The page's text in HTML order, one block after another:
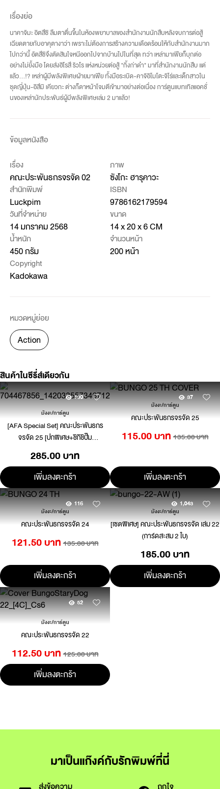
เรื่องย่อ
นาคาจิมะ อิตสึชิ ลืมตาตื่นขึ้นในห้องพยาบาลของสำนักงานนักสืบหลังจบการต่อสู้
เฉียดตายกับอาคุตางาว่า เพราะไม่ต้องการสร้างความเดือดร้อนให้กับสำนักงานมาก
ไปกว่านี้ อัตสึชิจึงตัดสินใจหนีออกไปจากบ้านไปในที่สุด ทว่า เหล่ามาเฟียก็บุกต่อ
อย่างไม่ยั้งมือ โดยส่งฮิโรสึ ริวโร แห่งหน่วยต่อสู้ "กิ้งก่าดำ" มาที่สำนักงานนักสืบ แต่
แล้ว...!? เหล่าผู้มีพลังพิเศษฝ่ายมาเฟีย ทั้งมือระเบิด-คาจิอิโมโตะจิโร่และเด็กสาวใน
ชุดญี่ปุ่น-อิสึมิ เคียวกะ ต่างก็ดาหน้าโจมตีเข้ามาอย่างต่อเนื่อง การ์ตูนแบทเทิลแอคชั่
นของเหล่านักประพันธ์ผู้มีพลังพิเศษเล่ม 2 มาแล้ว!
ข้อมูลหนังสือ
เรื่อง
คณะประพันธกรจรจัด 02
ภาพ
ซังโกะ ฮารุคาวะ
สำนักพิมพ์
Luckpim
ISBN
9786162179594
วันที่จำหน่าย
14 มกราคม 2568
ขนาด
14 x 20 x 6 CM
น้ำหนัก
450 กรัม
จำนวนหน้า
200 หน้า
Copyright
Kadokawa
หมวดหมู่ย่อย
Action
สินค้าในซีรี่ส์เดียวกัน
130
มังงะ/การ์ตูน
[AFA Special Set] คณะประพันธกร
จรจัด 25 [ปกพิเศษ+ชิกิชิปั๊ม
285.00 บาท
เพิ่มลงตะกร้า
37
มังงะ/การ์ตูน
คณะประพันธกรจรจัด 25
115.00 บาท 135.00 บาท
เพิ่มลงตะกร้า
116
มังงะ/การ์ตูน
คณะประพันธกรจรจัด 24
121.50 บาท 135.00 บาท
เพิ่มลงตะกร้า
1,043
มังงะ/การ์ตูน
[เซตพิเศษ] คณะประพันธกรจรจัด เล่ม 22
(การ์ดสะสม 2 ใบ)
185.00 บาท
เพิ่มลงตะกร้า
52
มังงะ/การ์ตูน
คณะประพันธกรจรจัด 22
112.50 บาท 125.00 บาท
เพิ่มลงตะกร้า
มาเป็นแก๊งค์กับรักพิมพ์ที่นี่